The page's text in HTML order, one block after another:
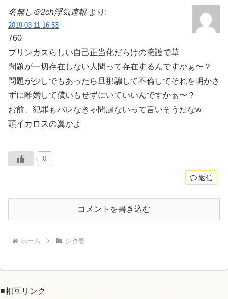
名無し＠2ch浮気速報 より:
2019-03-11 16:53
760
プリンカスらしい自己正当化だらけの擁護で草
問題が一切存在しない人間って存在するんですかぁ〜？
問題が少しでもあったら旦那騙して不倫してそれを明かさ
ずに離婚して償いもせずにいていいんですかぁ〜？
お前、犯罪もバレなきゃ問題ないって言いそうだなw
頭イカロスの翼かよ
0
返信
コメントを書き込む
ホーム シタ妻
■相互リンク